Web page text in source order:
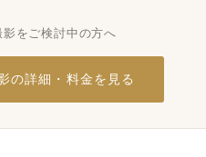
をご検討中の方へ
の詳細・料金を見る